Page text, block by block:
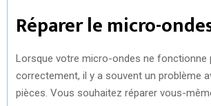
Réparer le micro-
Lorsque votre micro-ondes ne fonctionne
correctement, il y a souvent un problème
pièces. Vous souhaitez réparer vous-